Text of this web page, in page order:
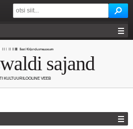
sajand
KULTUURILOOLINE VEEB